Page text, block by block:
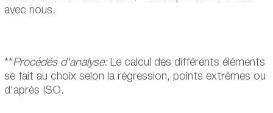
avec nous.
**Procédés d'analyse:Le calcul des différents éléments
se fait au choix selon la régression, points extrêmes ou
d'après ISO.